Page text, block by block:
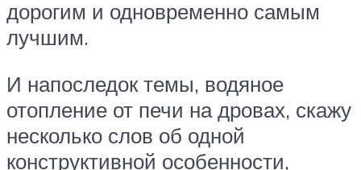
дорогим и одновременно самым
лучшим.
И напоследок темы, водяное
отопление от печи на дровах, скажу
несколько слов об одной
конструктивной особенности,